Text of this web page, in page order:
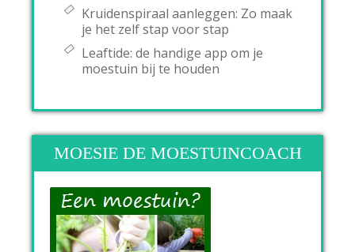
Kruidenspiraal aanleggen: Zo maak
je het zelf stap voor stap
Leaftide: de handige app om je
moestuin bij te houden
MOESIE DE MOESTUINCOACH